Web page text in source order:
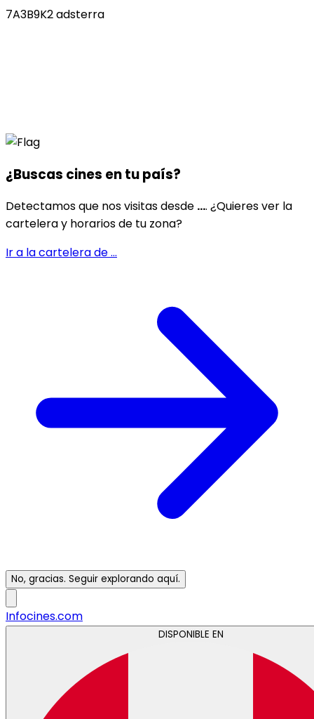
7A3B9K2 adsterra
¿Buscas cines entu país?
Detectamos que nos visitas desde .... ¿Quieres ver la
cartelera y horarios de tu zona?
Ir a la cartelera de...
No, gracias. Seguir explorando aquí.
Infocines.com
DISPONIBLE EN